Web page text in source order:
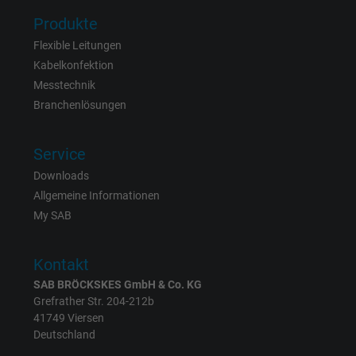
Anbieter Google Ads Conversion Tracking, Google LLC
Laufzeit Persistent
Zweck Dies ist ein Conversion Tracking-Service.
Name
Anbieter Google LLC
Zweck
eines wiederkehrenden Benutzers
Die ID wird für gezielte Werbung genutzt.
Produkte
Flexible Leitungen
Kabelkonfektion
Messtechnik
Branchenlösungen
Service
Downloads
Allgemeine Informationen
My SAB
Kontakt
SAB BRÖCKSKES GmbH & Co. KG
Grefrather Str. 204-212b
41749 Viersen
Deutschland